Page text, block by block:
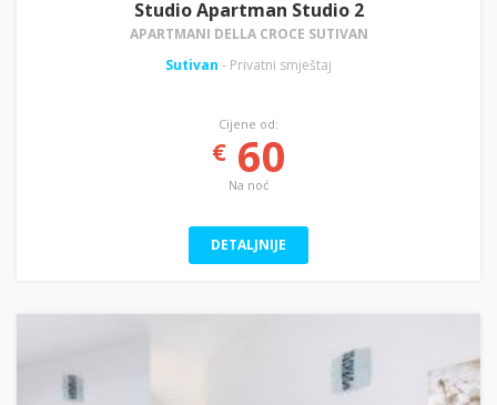
Studio Apartman Studio 2
APARTMANI DELLA CROCE SUTIVAN
Sutivan - Privatni smještaj
Cijene od:
€60
Na noć
DETALJNIJE